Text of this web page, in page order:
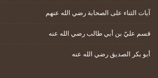
آيات الثناء على الصحابة رضي الله عنهم
قسم عليّ بن أبي طالب رضي الله عنه
أبو بكر الصديق رضي الله عنه